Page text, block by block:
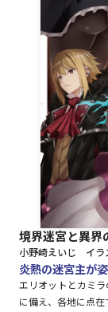
境界迷宮と異界
小野崎えいじ イラ
炎熱の迷宮主が
エリオットとカミ
に備え、各地に点在